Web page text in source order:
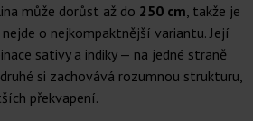
může dorůst až do 250 cm, takže je
o nejkompaktnější variantu. Její
sativy a indiky — na jedné straně
si zachovává rozumnou strukturu,
překvapení.